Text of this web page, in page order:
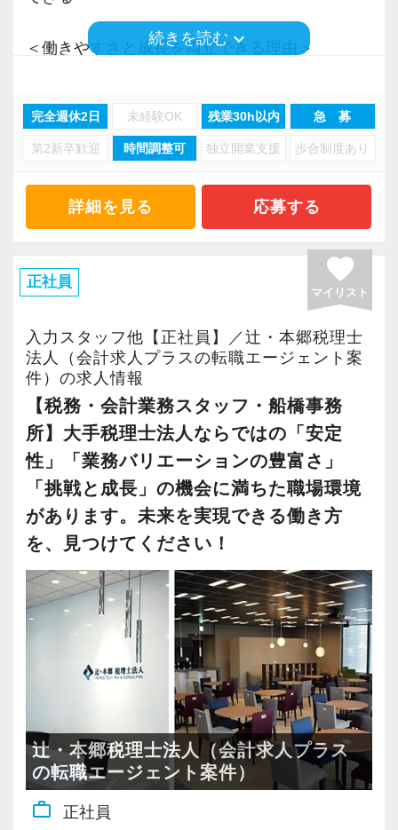
▽ステップ3(4ヶ月目〜)
一通りの業務を覚えたら、自分自身で決算を行
OBのダブルチェックがあります。
当社ならではの「仕事のステップ」を踏みなが
ら実務を経験することで、半年もすればある程
度一人で仕事をすることができるようになりま
これまでも多くのインターン生が実践型インタ
た実績が当社にはあります！
実践型インターンを通して学校では絶対に学ぶ
ことができない知識と実務を徹底的に磨くこと
ができます。
インターン終了後は新卒採用の道も用意してい
ます。26卒のインターン生も入社予定です。
【各種社会保険完備、ユニークな手当制度あ
り】
社会保険等の一般的な福利厚生の他に、各種手
当も充実。
税務能力検定等の資格検定に合格するともらえ
る「合格手当」など、当社ならではの制度を設
けているので、ぜひ活用してください。
詳しくはこちら（リンク先：https://www.tokyo-
consulting.com/recruit/environment/benefits）
【成長のための5つのこだわりを大事にしていま
ています】
積み重ねてこられた知識と経験を生かして、さ
らなる活躍の場を求めている貴方の力を発揮で
新たなマネージャー候補として、将来的にオフ
ィスを任せられる方の力を求めています。
税理士資格がなくてもOK！
やる気とコミュニケーション能力を重視しま
税理士はサービス業です。誠実に仕事を行い、
お客様に満足していただくことを大事にしてく
スキルと経験に合わせてキャリアを重ねつつ、
部下のマネジメントも少しずつお任せして自信
を持っていけるよう私たちもバックアップしま
す。
最初は自信が無くても意欲があれば大丈夫で
す。
一緒に事務所を盛り立てていただける方をお待
ちしています！
【こんな方を求めています】
・情熱を持って仕事ができ、途中で諦めない人
・責任感を持って仕事に取り組める人
・積極性と向上心を持ち合わせている人
・若手を引っ張っていくリーダーになれる人
【ITシステム完備で効率よく業務をこなせま
す】
IT化が非常に進んでいるのも当社の特徴。
長く安心して働ける環境を用意してお待ちして
おりますので、当社で将来の不安なく働いてみ
【柏の事務所はこんなオフィスです】
昨年2022年12月にオープンした新しいオフィス
柏駅東口から徒歩4分のアクセスで、地場のお客
様が多いという特徴があります。
現在は増員にも力を入れ拡大を続けているた
め、今後はさらなる新規のお客様獲得に向けた
戦略も行っていきます。
20代～30代の若手メンバーが中心となって運営
しており、とても勢いと活気のあるオフィスで
す。国税局OBの税理士も在籍しているため、ノ
ウハウや知識の面でも学べることが非常に多い
環境です。
これからどんどん成長していくオフィスなの
で、多彩なキャリアを描きながら活躍できるチ
ャンスが広がっています。
【ご紹介が多い安定企業でお客様から一番に信
頼される税務のプロを目指せます】
私達は「税務のプロフェッショナルとしてお客
様に寄り添う」ことが一つの使命です。
お客様から「こうしたい」という理想をいただ
いたら、それを一緒になって実現するために大
きく力を発揮できる存在でありたいと考えてい
ます。ご紹介案件が7割を超えているのも、そう
いった私たちの姿勢がお客様から評価されてい
るからだと自負しています。
＜働きやすさと成長を両立できる理由＞
・顧客対応や提案業務に集中可能
・資産税や相続など専門性の高い案件あり
・経験値が自然と積み上がる環境
・有給取得率90％以上
・繁忙期も月30～40h程度
・男性の育休取得率100％
・テレワーク導入済み
・全席デュアルモニタ完備
＜幅広い経験・成長環境＞
・クライアント2500社以上
・9割が紹介の安定基盤
・一般企業～医療・学校法人まで対応
・税務顧問＋資産税に関与
・相続／事業承継／M&Aにも対応
＜成長中の税理士法人＞
・全国14拠点で事業展開
・従業員240名以上に拡大
・会計・税務・財務・労務まで対応
・専門家が在籍しワンストップ支援
＜学びを後押し＞
続きを読むkeyboard_arrow_down
完全週休2日 未経験OK 残業30h以内 急 募
第2新卒歓迎 時間調整可 独立開業支援 歩合制度あり
詳細を見る 応募する
正社員 favorite
マイリスト
入力スタッフ他【正社員】／辻・本郷税理士
法人（会計求人プラスの転職エージェント案
件）の求人情報
【税務・会計業務スタッフ・船橋事務
所】大手税理士法人ならではの「安定
性」「業務バリエーションの豊富さ」
「挑戦と成長」の機会に満ちた職場環境
があります。未来を実現できる働き方
を、見つけてください！
辻・本郷税理士法人（会計求人プラス
の転職エージェント案件）
work_outline 正社員